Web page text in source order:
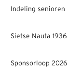
Indeling
Sietse Nauta
Sponsorloop